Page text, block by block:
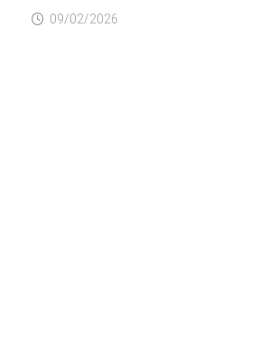
09/02/2026